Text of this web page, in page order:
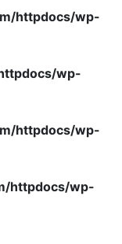
httpdocs/wp-
wp-
httpdocs/wp-
httpdocs/wp-